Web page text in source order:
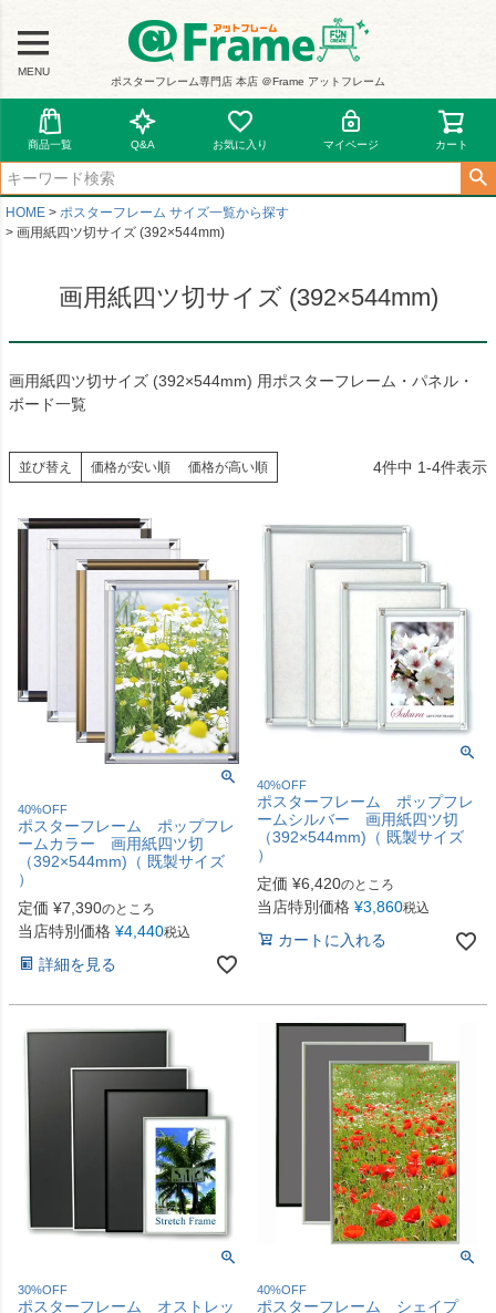
MENU
ポスターフレーム専門店 本店 ＠Frame アットフレーム
商品一覧 Q&A お気に入り マイページ カート
HOME
ポスターフレーム サイズ一覧から探す
画用紙四ツ切サイズ (392×544mm)
画用紙四ツ切サイズ (392×544mm)
画用紙四ツ切サイズ (392×544mm) 用ポスターフレーム・パネル・
ボード一覧
並び替え 価格が安い順 価格が高い順 4件中 1-4件表示
40%OFF
ポスターフレーム ポップフレ
ームカラー 画用紙四ツ切
（392×544mm)（ 既製サイズ
）
定価 ¥7,390のところ
当店特別価格 ¥4,440税込
詳細を見る
40%OFF
ポスターフレーム ポップフレ
ームシルバー 画用紙四ツ切
（392×544mm)（ 既製サイズ
）
定価 ¥6,420のところ
当店特別価格 ¥3,860税込
カートに入れる
30%OFF
ポスターフレーム オストレッ
40%OFF
ポスターフレーム シェイプ